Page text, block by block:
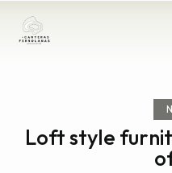
Loft style